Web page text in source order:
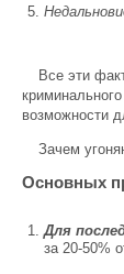
Все эти
возможности
Зачем
Основных
Для
за 20-50%